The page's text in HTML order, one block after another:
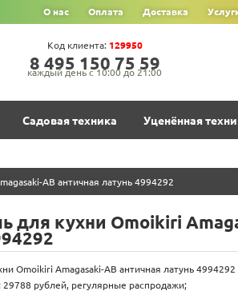
О нас Оплата Доставка
8‍ 4‍9‍5‍ 1‍5‍0‍ 7‍5‍ 5‍9‍
каждый день с 10:00 до 21:00
Код клиента: 129950
Садовая техника Уценённая
AB античная латунь 4994292
для кухни Omoikiri
Omoikiri Amagasaki-AB античная латунь 4994292
29788 рублей, регулярные распродажи;